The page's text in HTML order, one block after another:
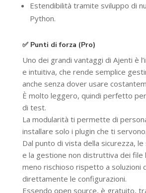
Estendibilità tramite sviluppo di
Python.
✅ Punti di forza (Pro)
Uno dei grandi vantaggi di Ajenti è
e intuitiva, che rende semplice
anche senza dover usare
È molto leggero, quindi perfetto
di test.
La modularità ti permette di
installare solo i plugin che ti servono.
Dal punto di vista della sicurezza,
e la gestione non distruttiva dei file
meno rischioso rispetto a soluzioni
direttamente le configurazioni.
Essendo open source, è gratuito,